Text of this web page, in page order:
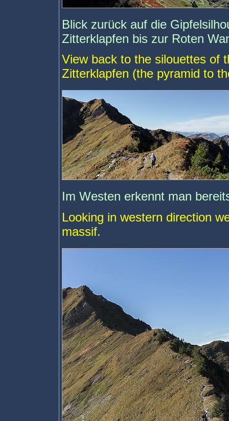
Blick zurück auf die
Zitterklapfen bis zur Roten
View back to the silouettes of
Zitterklapfen (the pyramid to
Im Westen erkennt man
Looking in western direction
massif.